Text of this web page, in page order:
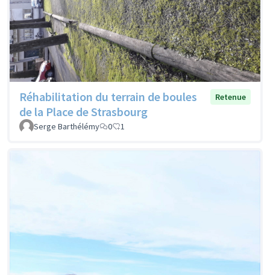
Réhabilitation du terrain de boules
de la Place de Strasbourg
Retenue
Serge Barthélémy 0 1